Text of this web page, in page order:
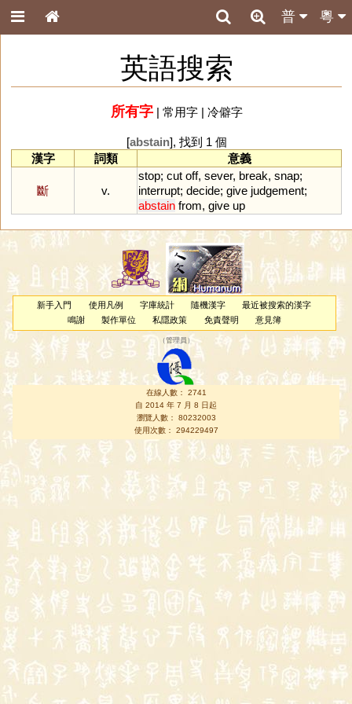
粵
普
英語搜索
所有字| 常用字| 冷僻字
[abstain], 找到 1 個
漢字
詞類 意義
斷 v.
stop; cut off, sever, break, snap;
interrupt; decide; give judgement;
abstain from, give up
新手入門 使用凡例 字庫統計 隨機漢字
最近被搜索的漢字
鳴謝
製作單位 私隱政策 免責聲明 意見簿
（管理員 ）
在線人數： 2741
自 2014 年 7 月 8 日起
瀏覽人數： 80232003
使用次數： 294229497